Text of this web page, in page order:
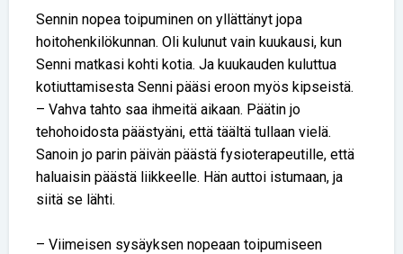
Sennin nopea toipuminen on yllättänyt jopa
hoitohenkilökunnan. Oli kulunut vain kuukausi, kun
Senni matkasi kohti kotia. Ja kuukauden kuluttua
kotiuttamisesta Senni pääsi eroon myös kipseistä.
– Vahva tahto saa ihmeitä aikaan. Päätin jo
tehohoidosta päästyäni, että täältä tullaan vielä.
Sanoin jo parin päivän päästä fysioterapeutille, että
haluaisin päästä liikkeelle. Hän auttoi istumaan, ja
siitä se lähti.
– Viimeisen sysäyksen nopeaan toipumiseen